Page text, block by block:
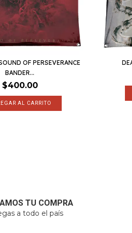
OF PERSEVERANCE
BANDER...
$400.00
TU COMPRA
a todo el país